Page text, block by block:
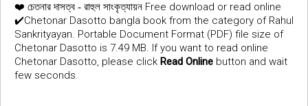
❤️ চেতনার দাসত্ব - রাহুল সাংকৃত্যায়ন Free download or read online
✔️Chetonar Dasotto bangla book from the category of Rahul
Sankrityayan. Portable Document Format (PDF) file size of
Chetonar Dasotto is 7.49 MB. If you want to read online
Chetonar Dasotto, please click Read Online button and wait
few seconds.